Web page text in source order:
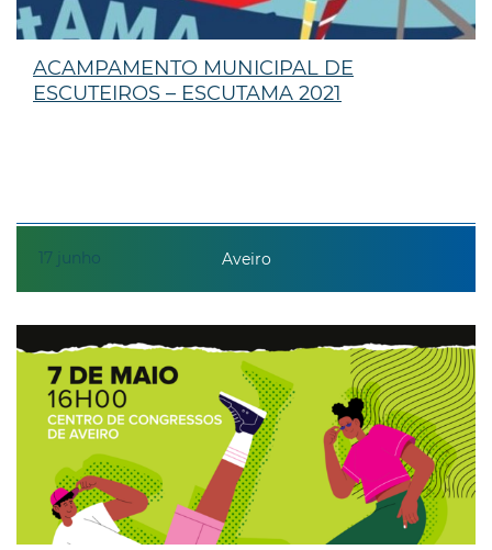
17 junho
ACAMPAMENTO MUNICIPAL DE
ESCUTEIROS – ESCUTAMA 2021
Aveiro